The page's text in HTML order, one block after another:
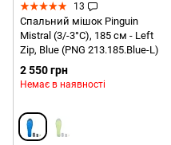
13
Спальний мішок Pinguin
Mistral (3/-3°C), 185 см - Left
Zip, Blue (PNG 213.185.Blue-L)
2 550 грн
Немає в наявності